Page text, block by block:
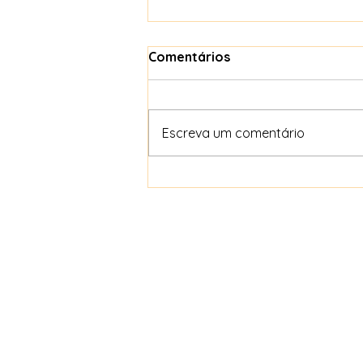
Comentários
Escreva um comentário